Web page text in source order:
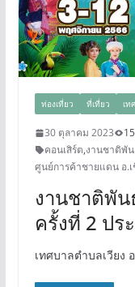
ท่องเที่ยว ที่เที่ยว เท
30 ตุลาคม 2023
คอนเสิร์ต,งานชาติพั
ศูนย์การค้าชายแดน อ.
งานชาติพั
ครั้งที่ 2 ปร
เทศบาลตำบลเวียง